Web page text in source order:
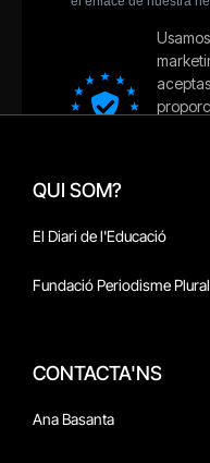
QUI SOM?
El Diari de l'Educació
Fundació Periodisme Plural
CONTACTA'NS
Ana Basanta